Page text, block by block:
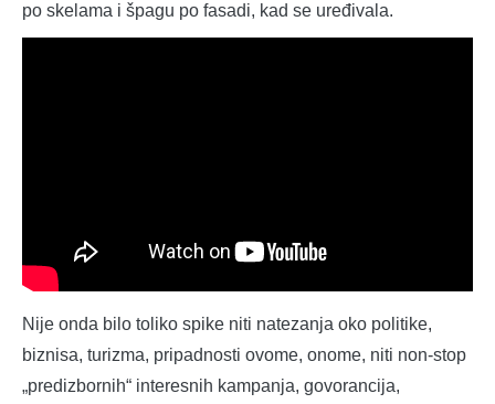
po skelama i špagu po fasadi, kad se uređivala.
Nije onda bilo toliko spike niti natezanja oko politike,
biznisa, turizma, pripadnosti ovome, onome, niti non-stop
„predizbornih“ interesnih kampanja, govorancija,